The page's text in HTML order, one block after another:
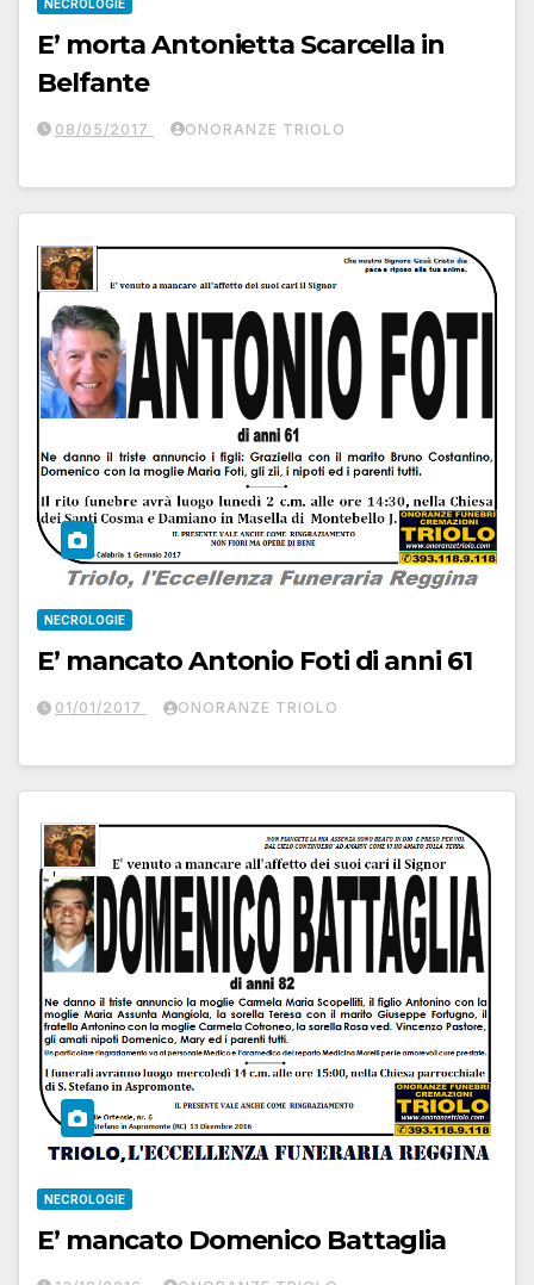
NECROLOGIE
E’ morta Antonietta Scarcella in
Belfante
08/05/2017 ONORANZE TRIOLO
NECROLOGIE
E’ mancato Antonio Foti di anni 61
01/01/2017 ONORANZE TRIOLO
NECROLOGIE
E’ mancato Domenico Battaglia